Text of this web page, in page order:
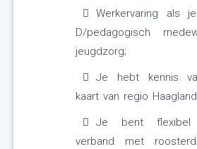
Werkervaring als
D/pedagogisch
jeugdzorg;
Je hebt kennis
kaart van regio
Je bent flexibel
verband met